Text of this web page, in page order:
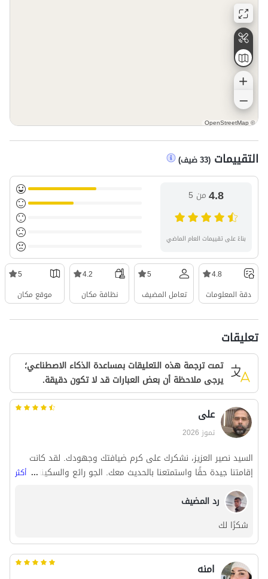
©
OpenStreetMap
التقييمات (
33ضيف)
4.8من 5
بناءً على تقييمات العام الماضي
4.8
دقة المعلومات
5
تعامل المضيف
4.2
نظافة مكان
5
موقع مكان
تعليقات
تمت ترجمة هذه التعليقات بمساعدة الذكاء الاصطناعي؛
يرجى ملاحظة أن بعض العبارات قد لا تكون دقيقة.
علی
تموز 2026
السيد نصير العزيز، نشكرك على كرم ضيافتك وجهودك. لقد كانت
إقامتنا جيدة حقًا واستمتعنا بالحديث معك. الجو رائع والسكينة تامة.
نتطلع إلى رؤيتك مرة أخرى، وسنعود بالتأكيد لزيارتك. مكان الإقامة
كان مطابقًا للصور، وجودة مياه الشرب ممتازة، ولم تكن هناك حاجة
للمياه المعدنية. كانت أغطية الأسرة نظيفة. باختصار، أوصي به
للأصدقاء إذا كنتم من محبي السياحة البيئية. بالإضافة إلى ذلك،
تأكدوا من تجربة وجبتي الإفطار والغداء في مطعم بابائي الواقع
في قرية كندوان؛ إنه ممتاز!
... أكثر
رد المضيف
شكرًا لك
امنه